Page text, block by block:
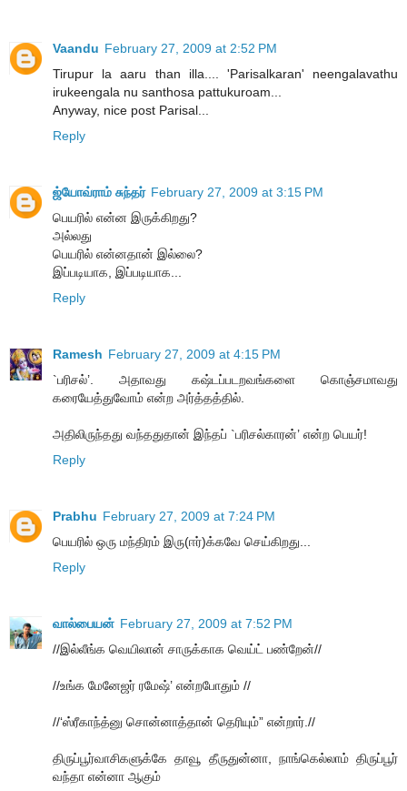
Vaandu February 27, 2009 at 2:52 PM
Tirupur la aaru than illa.... 'Parisalkaran' neengalavathu
irukeengala nu santhosa pattukuroam...
Anyway, nice post Parisal...
Reply
ஜ்யோவ்ராம் சுந்தர் February 27, 2009 at 3:15 PM
பெயரில் என்ன இருக்கிறது?
அல்லது
பெயரில் என்னதான் இல்லை?
இப்படியாக, இப்படியாக...
Reply
Ramesh February 27, 2009 at 4:15 PM
`பரிசல்’. அதாவது கஷ்டப்படறவங்களை கொஞ்சமாவது
கரையேத்துவோம் என்ற அர்த்தத்தில்.
அதிலிருந்தது வந்ததுதான் இந்தப் `பரிசல்காரன்’ என்ற பெயர்!
Reply
Prabhu February 27, 2009 at 7:24 PM
பெயரில் ஒரு மந்திரம் இரு(ஈர்)க்கவே செய்கிறது...
Reply
வால்பையன் February 27, 2009 at 7:52 PM
//இல்லீங்க வெயிலான் சாருக்காக வெய்ட் பண்றேன்//
//உங்க மேனேஜர் ரமேஷ்’ என்றபோதும் //
//‘ஸ்ரீகாந்த்னு சொன்னாத்தான் தெரியும்” என்றார்.//
திருப்பூர்வாசிகளுக்கே தாவூ தீருதுன்னா, நாங்கெல்லாம் திருப்பூர்
வந்தா என்னா ஆகும்